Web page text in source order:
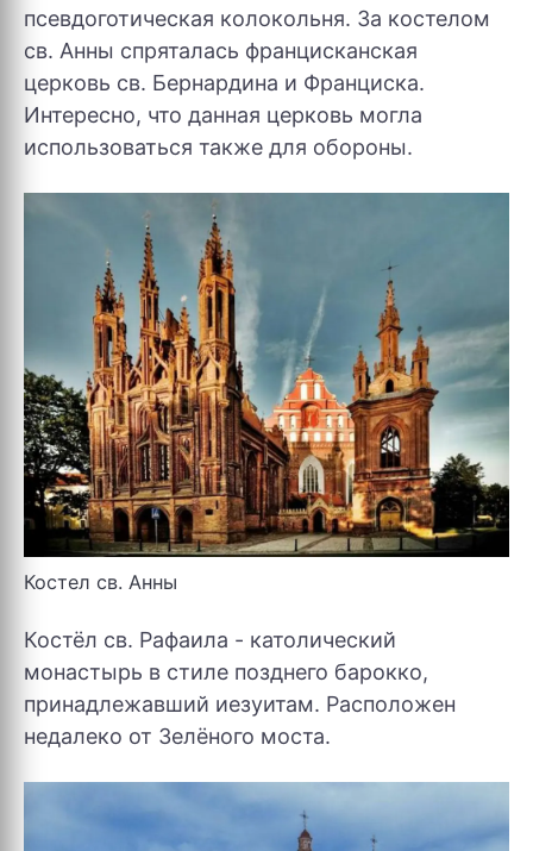
псевдоготическая колокольня. За костелом
св. Анны спряталась францисканская
церковь св. Бернардина и Франциска.
Интересно, что данная церковь могла
использоваться также для обороны.
Костел св. Анны
Костёл св. Рафаила - католический
монастырь в стиле позднего барокко,
принадлежавший иезуитам. Расположен
недалеко от Зелёного моста.